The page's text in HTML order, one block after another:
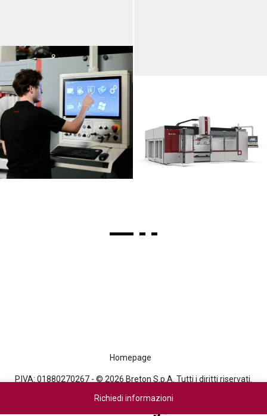
Homepage
P.IVA: 01880270267 - © 2026 Breton S.p.A. Tutti i diritti riservati.
Richiedi informazioni